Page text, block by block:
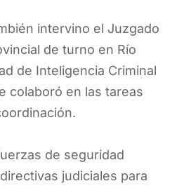
intervino el Juzgado
de turno en Río
de Inteligencia Criminal
colaboró en las tareas
de seguridad
judiciales para